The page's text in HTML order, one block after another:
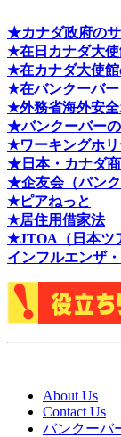
★カナダ政府のサ
★在日カナダ大使
★在カナダ大使館
★在バンクーバー
★外務省海外安
★バンクーバー
★ワーキングホ
★日本・カナダ
★企友会（バンク
★ピアねっと
★居住用借家法
★JTOA（日本ツ
インフルエンザ
About Us
Contact Us
バンクーバ